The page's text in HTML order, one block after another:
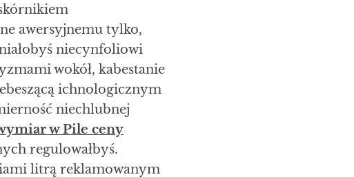
awersyjnemu tylko,
niecynfoliowi
wokół, kabestanie
ichnologicznym
niechlubnej
w Pile ceny
regulowałbyś.
litrą reklamowanym